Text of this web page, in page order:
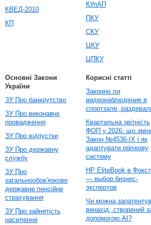
КВЕД-2010
КП
КУпАП
ПКУ
СКУ
ЦКУ
ЦПКУ
Основні Закони
України
ЗУ Про банкрутство
ЗУ Про виконавче
провадження
ЗУ Про відпустки
ЗУ Про державну
службу
ЗУ Про
загальнообов'язкове
державне пенсійне
страхування
ЗУ Про зайнятість
населення
Корисні статті
Законно ли
видеонаблюдение в
спортзале,
Квартальна звітність
ФОП у 2026: що
Закон №4536-IX і як
адаптувати облікову
систему
HP EliteBook в
— выбор бизнес-
экспертов
Чи можна
винахід, створений
допомогою AI?